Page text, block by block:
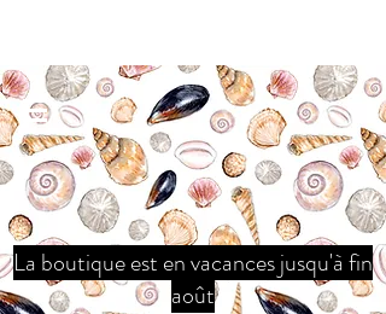
La boutique est en vacances jusqu'à fin
août